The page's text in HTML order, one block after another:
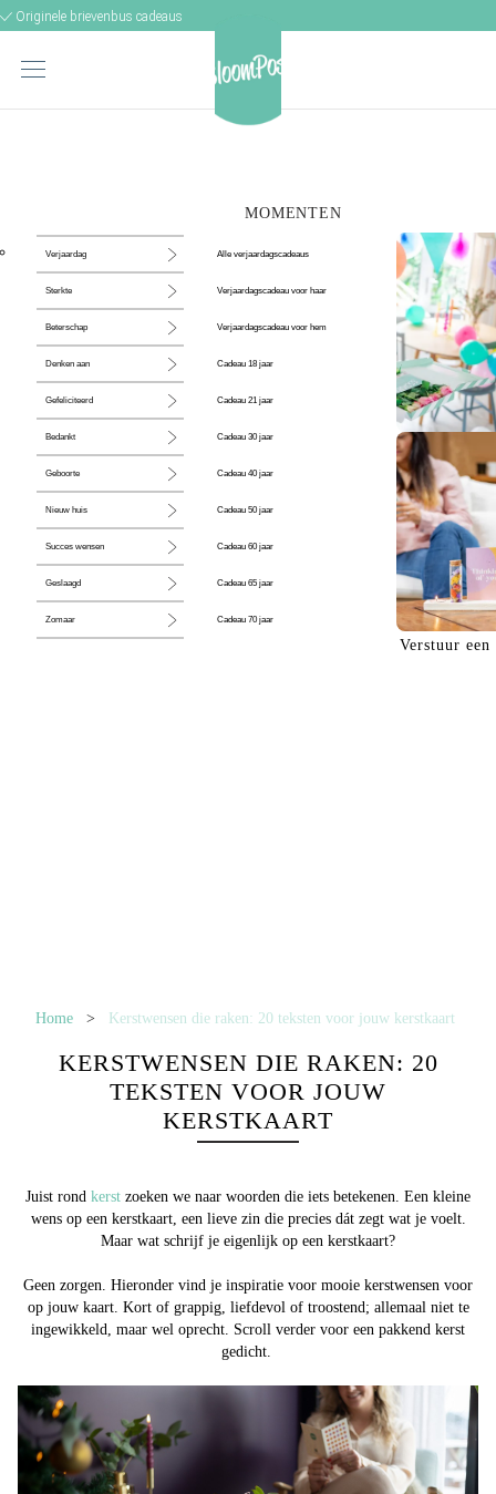
Originele brievenbus cadeaus
MOMENTEN
Verjaardag
Sterkte
Beterschap
Denken aan
Gefeliciteerd
Bedankt
Geboorte
Nieuw huis
Succes wensen
Geslaagd
Zomaar
Alle verjaardagscadeaus
Verjaardagscadeau voor haar
Verjaardagscadeau voor hem
Cadeau 18 jaar
Cadeau 21 jaar
Cadeau 30 jaar
Cadeau 40 jaar
Cadeau 50 jaar
Cadeau 60 jaar
Cadeau 65 jaar
Cadeau 70 jaar
De perfecte
Verstuur een
Home > Kerstwensen die raken: 20 teksten voor jouw kerstkaart
KERSTWENSEN DIE RAKEN: 20
TEKSTEN VOOR JOUW
KERSTKAART
Juist rond kerst zoeken we naar woorden die iets betekenen. Een kleine
wens op een kerstkaart, een lieve zin die precies dát zegt wat je voelt.
Maar wat schrijf je eigenlijk op een kerstkaart?
Geen zorgen. Hieronder vind je inspiratie voor mooie kerstwensen voor
op jouw kaart. Kort of grappig, liefdevol of troostend; allemaal niet te
ingewikkeld, maar wel oprecht. Scroll verder voor een pakkend kerst
gedicht.